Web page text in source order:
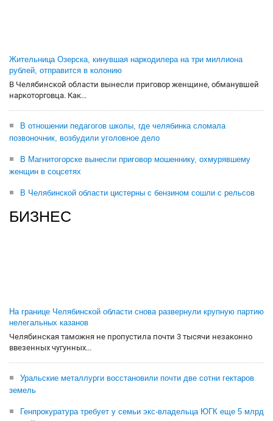
Жительница Озерска, кинувшая наркодилера на три миллиона
рублей, отправится в колонию
В Челябинской области вынесли приговор женщине, обманувшей
наркоторговца. Как...
В отношении педагогов школы, где челябинка сломала
позвоночник, возбудили уголовное дело
В Магнитогорске вынесли приговор мошеннику, охмурявшему
женщин в соцсетях
В Челябинской области цистерны с бензином сошли с рельсов
БИЗНЕС
На границе Челябинской области снова развернули крупную партию
нелегальных казанов
Челябинская таможня не пропустила почти 3 тысячи незаконно
ввезенных чугунных...
Уральские металлурги восстановили почти две сотни гектаров
земель
Генпрокуратура требует у семьи экс-владельца ЮГК еще 5 млрд